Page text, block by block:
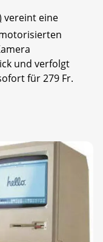
vereint eine
und verfolgt
für 279 Fr.